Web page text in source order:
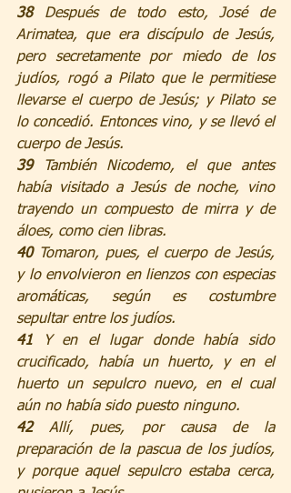
38 Después de todo esto, José de
Arimatea, que era discípulo de Jesús,
pero secretamente por miedo de los
judíos, rogó a Pilato que le permitiese
llevarse el cuerpo de Jesús; y Pilato se
lo concedió. Entonces vino, y se llevó el
cuerpo de Jesús.
39
También Nicodemo, el que antes
había visitado a Jesús de noche, vino
trayendo un compuesto de mirra y de
áloes, como cien libras.
40 Tomaron, pues, el cuerpo de Jesús,
y lo envolvieron en lienzos con especias
aromáticas, según es costumbre
sepultar entre los judíos.
41
Y en el lugar donde había sido
crucificado, había un huerto, y en el
huerto un sepulcro nuevo, en el cual
aún no había sido puesto ninguno.
42 Allí, pues, por causa de la
preparación de la pascua de los judíos,
y porque aquel sepulcro estaba cerca,